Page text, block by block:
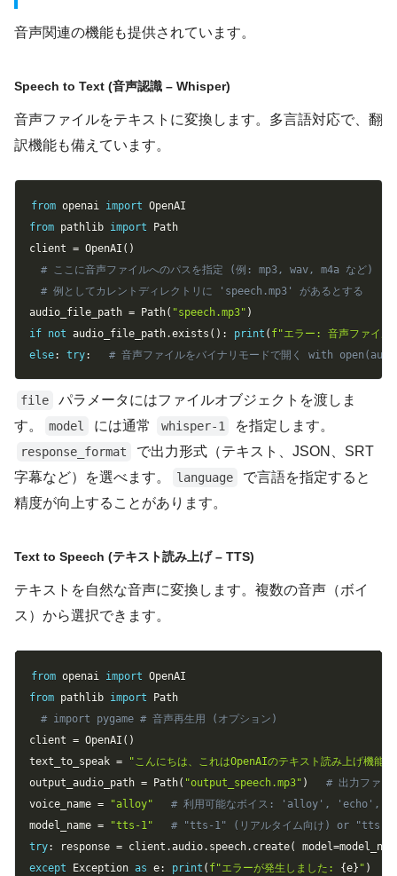
音声関連の機能も提供されています。
Speech to Text (音声認識 – Whisper)
音声ファイルをテキストに変換します。多言語対応で、翻
訳機能も備えています。
from openai import
from pathlib import Path
client = OpenAI ( )
# ここに音声ファイルへのパスを指定 (例: mp3, wav, m4a など)
# 例としてカレントディレクトリに 'speech.mp3' があるとする
audio_file_path = Path( "speech.mp3" )
if not audio_file_path.exists ( ) : print ( f"エラー: 音声ファイ
else: try: # 音声ファイルをバイナリモードで開く with
file
パラメータにはファイルオブジェクトを渡しま
す。
model には通常 whisper-1 を指定します。
response_format
で出力形式（テキスト、JSON、SRT
字幕など）を選べます。
language
で言語を指定すると
精度が向上することがあります。
Text to Speech (テキスト読み上げ – TTS)
テキストを自然な音声に変換します。複数の音声（ボイ
ス）から選択できます。
from openai import
from pathlib import
# import pygame # 音声再生用 (オプション)
client = OpenAI ( )
text_to_speak =
"こんにちは、これはOpenAIのテキスト読み上げ機能
output_audio_path = Path( "output_speech.mp3" )
# 出力ファイ
voice_name = "alloy"
# 利用可能なボイス: 'alloy',
model_name = "tts-1"
# "tts-1" (リアルタイム向け) or "tts-
try: response = client .audio. speech. create( model=
except Exception as e: print ( f"エラーが発生しました: {e} " )